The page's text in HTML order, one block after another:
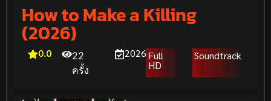
How to Make a Killing
(2026)
0.0
22
ครั้ง
2026Full
HD
Soundtrack